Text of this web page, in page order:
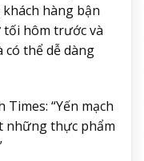
hàng bận
tối hôm trước và
có thể dễ dàng
“Yến mạch
những thực phẩm